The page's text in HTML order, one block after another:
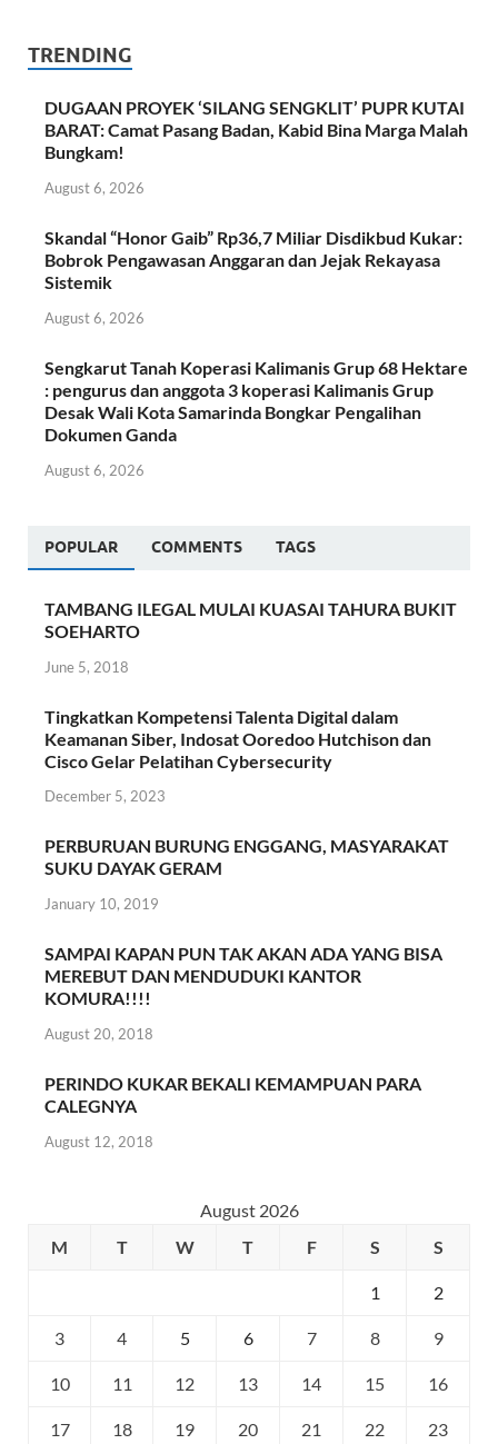
TRENDING
DUGAAN PROYEK ‘SILANG SENGKLIT’ PUPR KUTAI
BARAT: Camat Pasang Badan, Kabid Bina Marga Malah
Bungkam!
August 6, 2026
Skandal “Honor Gaib” Rp36,7 Miliar Disdikbud Kukar:
Bobrok Pengawasan Anggaran dan Jejak Rekayasa
Sistemik
August 6, 2026
Sengkarut Tanah Koperasi Kalimanis Grup 68 Hektare
: pengurus dan anggota 3 koperasi Kalimanis Grup
Desak Wali Kota Samarinda Bongkar Pengalihan
Dokumen Ganda
August 6, 2026
POPULAR COMMENTS TAGS
TAMBANG ILEGAL MULAI KUASAI TAHURA BUKIT
SOEHARTO
June 5, 2018
Tingkatkan Kompetensi Talenta Digital dalam
Keamanan Siber, Indosat Ooredoo Hutchison dan
Cisco Gelar Pelatihan Cybersecurity
December 5, 2023
PERBURUAN BURUNG ENGGANG, MASYARAKAT
SUKU DAYAK GERAM
January 10, 2019
SAMPAI KAPAN PUN TAK AKAN ADA YANG BISA
MEREBUT DAN MENDUDUKI KANTOR
KOMURA!!!!
August 20, 2018
PERINDO KUKAR BEKALI KEMAMPUAN PARA
CALEGNYA
August 12, 2018
August 2026
M
T W T F S S
1 2
3 4 5 6 7 8 9
10 11 12 13 14 15 16
17 18 19 20 21 22 23